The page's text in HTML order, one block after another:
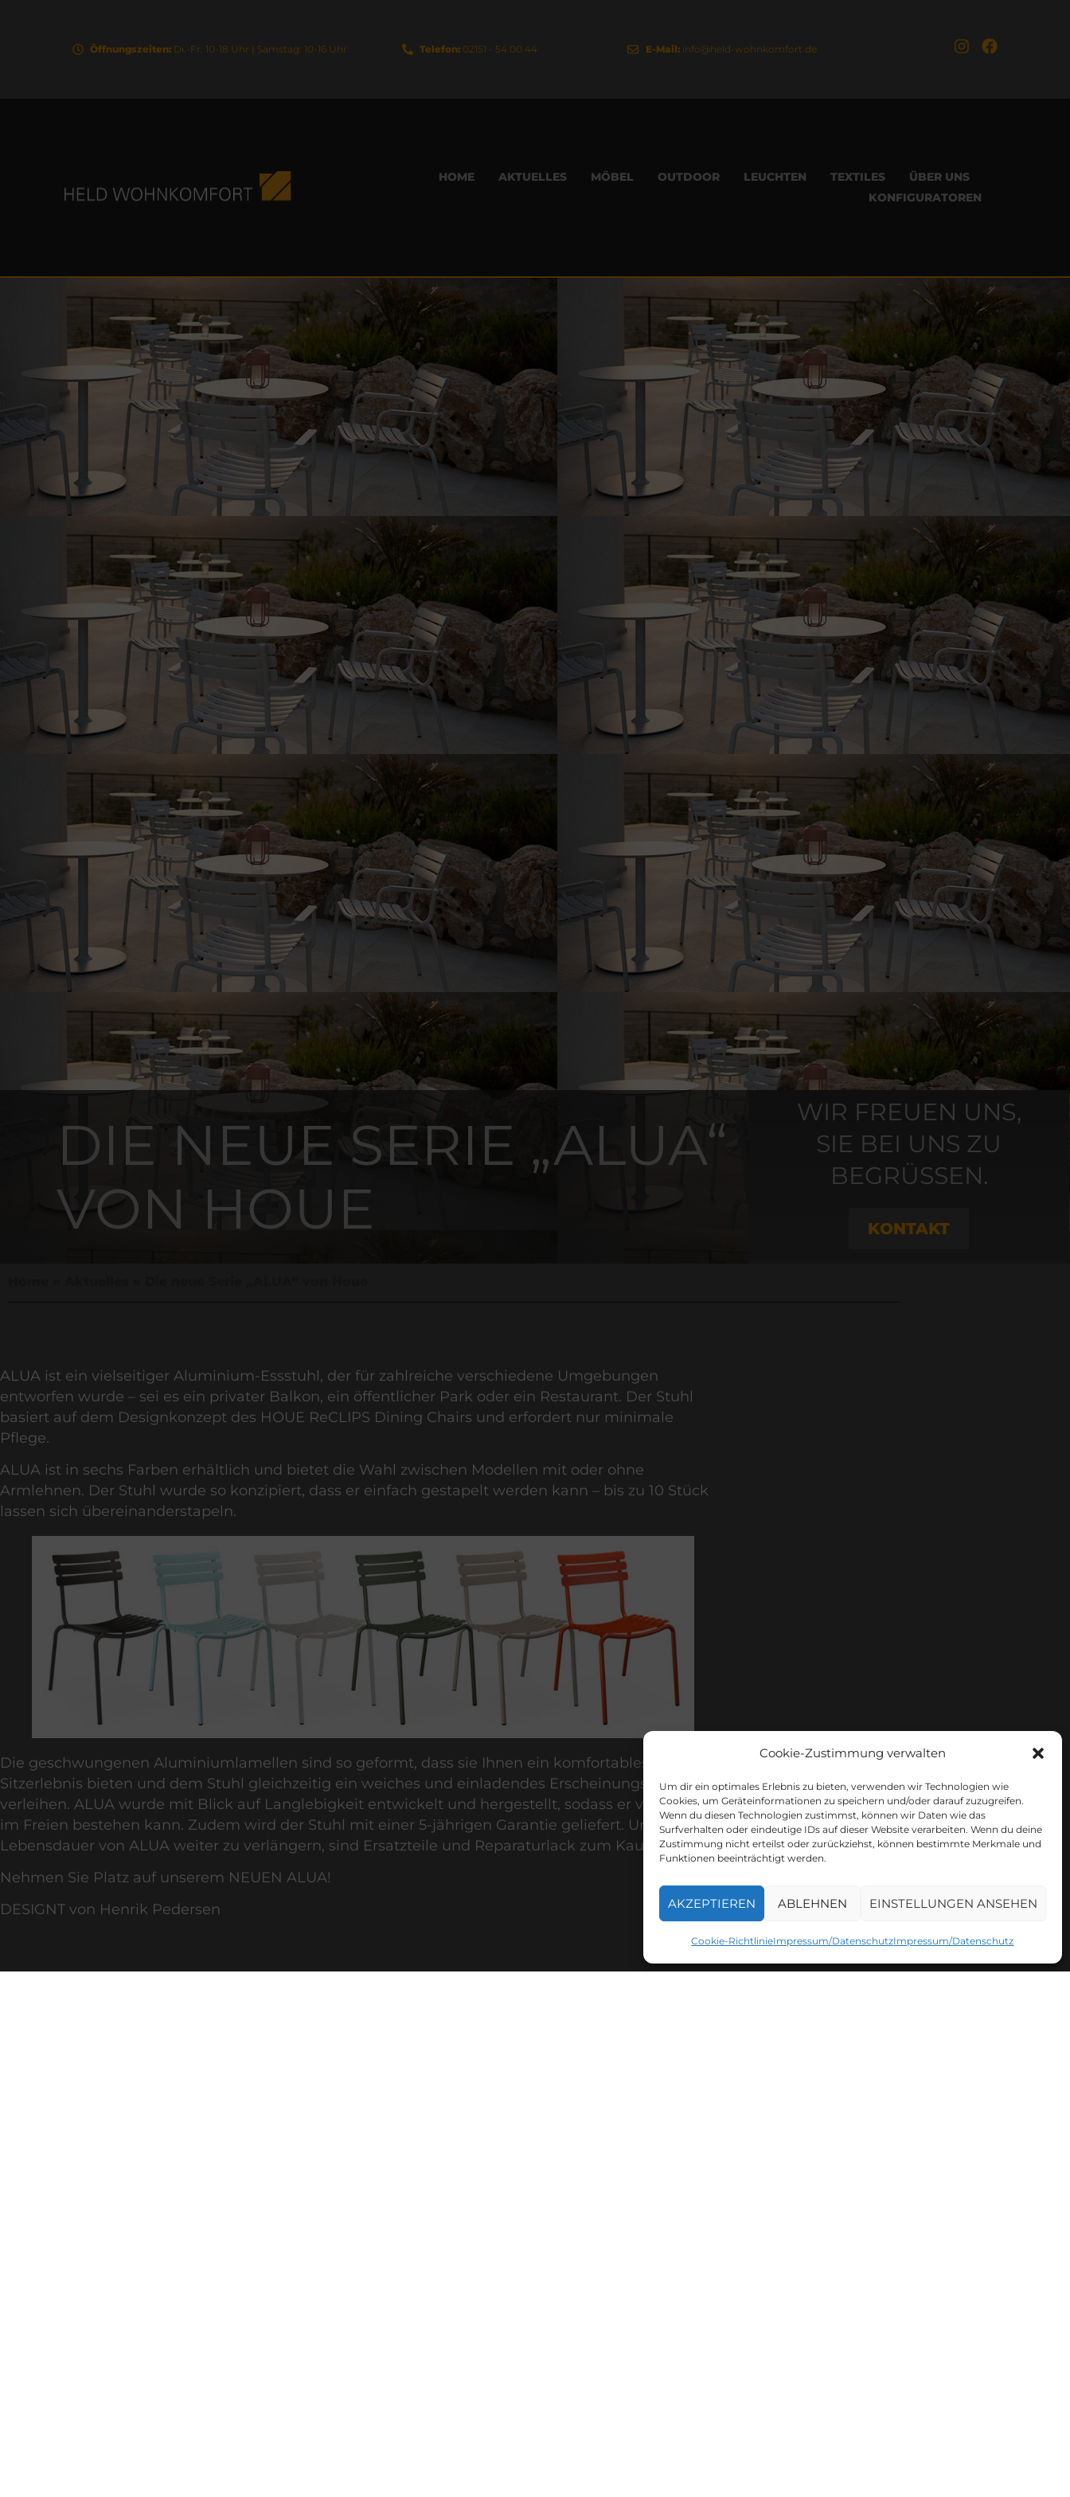
Cookie-Zustimmung verwalten
Um dir ein optimales Erlebnis zu bieten, verwenden wir Technologien wie
Cookies, um Geräteinformationen zu speichern und/oder darauf zuzugreifen.
Wenn du diesen Technologien zustimmst, können wir Daten wie das
Surfverhalten oder eindeutige IDs auf dieser Website verarbeiten. Wenn du deine
Zustimmung nicht erteilst oder zurückziehst, können bestimmte Merkmale und
Funktionen beeinträchtigt werden.
AKZEPTIEREN ABLEHNEN EINSTELLUNGEN ANSEHEN
Cookie-RichtlinieImpressum/DatenschutzImpressum/Datenschutz
Öffnungszeiten: Di.-Fr. 10-18 Uhr | Samstag: 10-16 Uhr Telefon: 02151 - 54 00 44 E-Mail:info@held-wohnkomfort.de
HOME AKTUELLES MÖBEL OUTDOOR LEUCHTEN TEXTILES
ÜBER UNS
KONFIGURATOREN
DIE NEUE SERIE „ALUA“
VON HOUE
WIR FREUEN UNS,
SIE BEI UNS ZU
BEGRÜSSEN.
KONTAKT
ALUA ist ein vielseitiger Aluminium-Essstuhl, der für zahlreiche verschiedene Umgebungen
entworfen wurde – sei es ein privater Balkon, ein öffentlicher Park oder ein Restaurant. Der Stuhl
basiert auf dem Designkonzept des HOUE ReCLIPS Dining Chairs und erfordert nur minimale
Pflege.
ALUA ist in sechs Farben erhältlich und bietet die Wahl zwischen Modellen mit oder ohne
Armlehnen. Der Stuhl wurde so konzipiert, dass er einfach gestapelt werden kann – bis zu 10 Stück
lassen sich übereinanderstapeln.
Die geschwungenen Aluminiumlamellen sind so geformt, dass sie Ihnen ein komfortables
Sitzerlebnis bieten und dem Stuhl gleichzeitig ein weiches und einladendes Erscheinungsbild
verleihen. ALUA wurde mit Blick auf Langlebigkeit entwickelt und hergestellt, sodass er viele Jahre
im Freien bestehen kann. Zudem wird der Stuhl mit einer 5-jährigen Garantie geliefert. Um die
Lebensdauer von ALUA weiter zu verlängern, sind Ersatzteile und Reparaturlack zum Kauf erhältlich.
Nehmen Sie Platz auf unserem NEUEN ALUA!
DESIGNT von Henrik Pedersen